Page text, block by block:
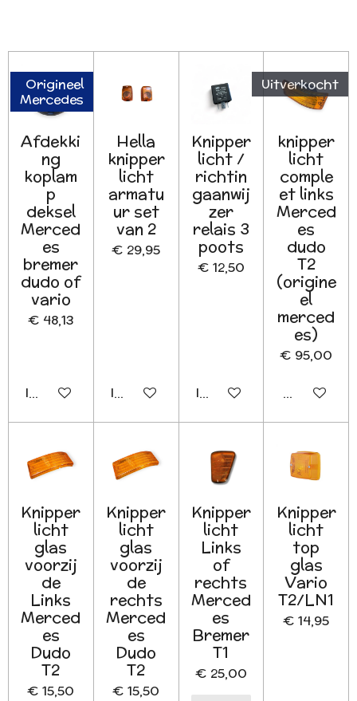
Origineel
Mercedes
Afdekki
ng
koplam
p
deksel
Merced
es
bremer
dudo of
vario
€ 48,13
In winkelwagen
Hella
knipper
licht
armatu
ur set
van 2
€ 29,95
In winkelwagen
Knipper
licht /
richtin
gaanwij
zer
relais 3
poots
€ 12,50
In winkelwagen
Uitverkocht
knipper
licht
comple
et links
Merced
es
dudo
T2
(origine
el
merced
es)
€ 95,00
Houd mij
Knipper
licht
glas
voorzij
de
Links
Merced
es
Dudo
T2
€ 15,50
Knipper
licht
glas
voorzij
de
rechts
Merced
es
Dudo
T2
€ 15,50
Knipper
licht
Links
of
rechts
Merced
es
Bremer
T1
€ 25,00
Knipper
licht
top
glas
Vario
T2/LN1
€ 14,95